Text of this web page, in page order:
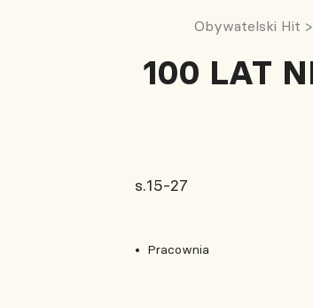
Obywatelski Hit >
100 LAT
s.15-27
Pracownia